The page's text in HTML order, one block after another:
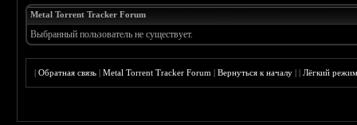
Metal Torrent Tracker Forum
Выбранный пользователь не существует.
|Обратная связь |Metal Torrent Tracker Forum |Вернуться к началу ||Лёгкий